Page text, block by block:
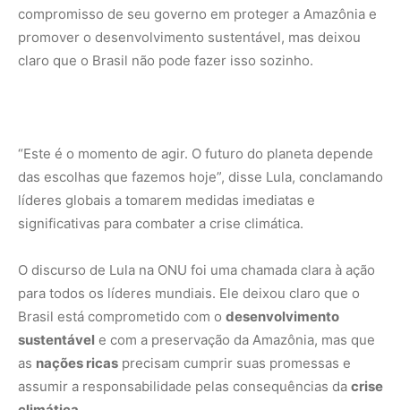
compromisso de seu governo em proteger a Amazônia e
promover o desenvolvimento sustentável, mas deixou
claro que o Brasil não pode fazer isso sozinho.
“Este é o momento de agir. O futuro do planeta depende
das escolhas que fazemos hoje”, disse Lula, conclamando
líderes globais a tomarem medidas imediatas e
significativas para combater a crise climática.
O discurso de Lula na ONU foi uma chamada clara à ação
para todos os líderes mundiais. Ele deixou claro que o
Brasil está comprometido com o desenvolvimento
sustentável e com a preservação da Amazônia, mas que
as nações ricas precisam cumprir suas promessas e
assumir a responsabilidade pelas consequências da crise